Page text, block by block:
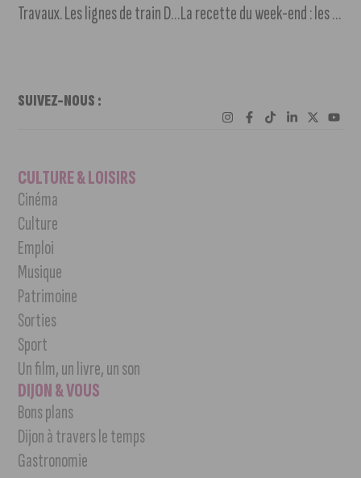
Travaux. Les lignes de train Dijon/Bourg-en-Bresse et Dijon/Nevers fermés La recette du week-end : les Pâtes au pesto de pistache
SUIVEZ-NOUS :
CULTURE & LOISIRS
Cinéma
Culture
Emploi
Musique
Patrimoine
Sorties
Sport
Un film, un livre, un son
DIJON & VOUS
Bons plans
Dijon à travers le temps
Gastronomie